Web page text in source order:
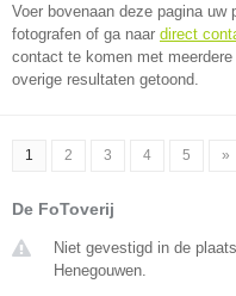
Voer bovenaan deze pagina
fotografen of ga naar direct
contact te komen met
overige resultaten getoond.
1 2 3 4 5 »
De FoToverij
Niet gevestigd in de
Henegouwen.